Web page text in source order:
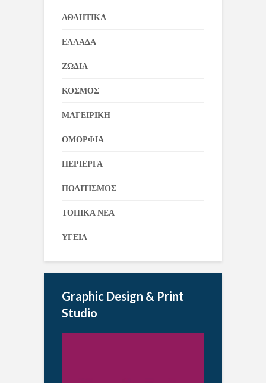
ΑΘΛΗΤΙΚΑ
ΕΛΛΑΔΑ
ΖΩΔΙΑ
ΚΟΣΜΟΣ
ΜΑΓΕΙΡΙΚΗ
ΟΜΟΡΦΙΑ
ΠΕΡΙΕΡΓΑ
ΠΟΛΙΤΙΣΜΟΣ
ΤΟΠΙΚΑ ΝΕΑ
ΥΓΕΙΑ
Graphic Design & Print
Studio